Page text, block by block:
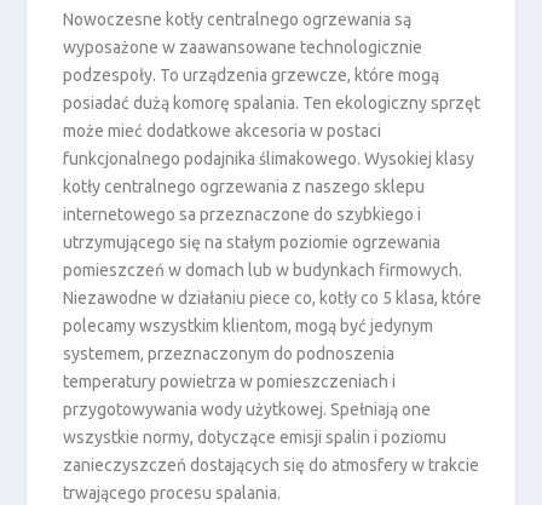
Nowoczesne kotły centralnego ogrzewania są
wyposażone w zaawansowane technologicznie
podzespoły. To urządzenia grzewcze, które mogą
posiadać dużą komorę spalania. Ten ekologiczny sprzęt
może mieć dodatkowe akcesoria w postaci
funkcjonalnego podajnika ślimakowego. Wysokiej klasy
kotły centralnego ogrzewania z naszego sklepu
internetowego sa przeznaczone do szybkiego i
utrzymującego się na stałym poziomie ogrzewania
pomieszczeń w domach lub w budynkach firmowych.
Niezawodne w działaniu piece co, kotły co 5 klasa, które
polecamy wszystkim klientom, mogą być jedynym
systemem, przeznaczonym do podnoszenia
temperatury powietrza w pomieszczeniach i
przygotowywania wody użytkowej. Spełniają one
wszystkie normy, dotyczące emisji spalin i poziomu
zanieczyszczeń dostających się do atmosfery w trakcie
trwającego procesu spalania.